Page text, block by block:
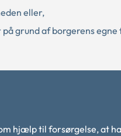
eller,
grund af borgerens
hjælp til forsørgelse, at